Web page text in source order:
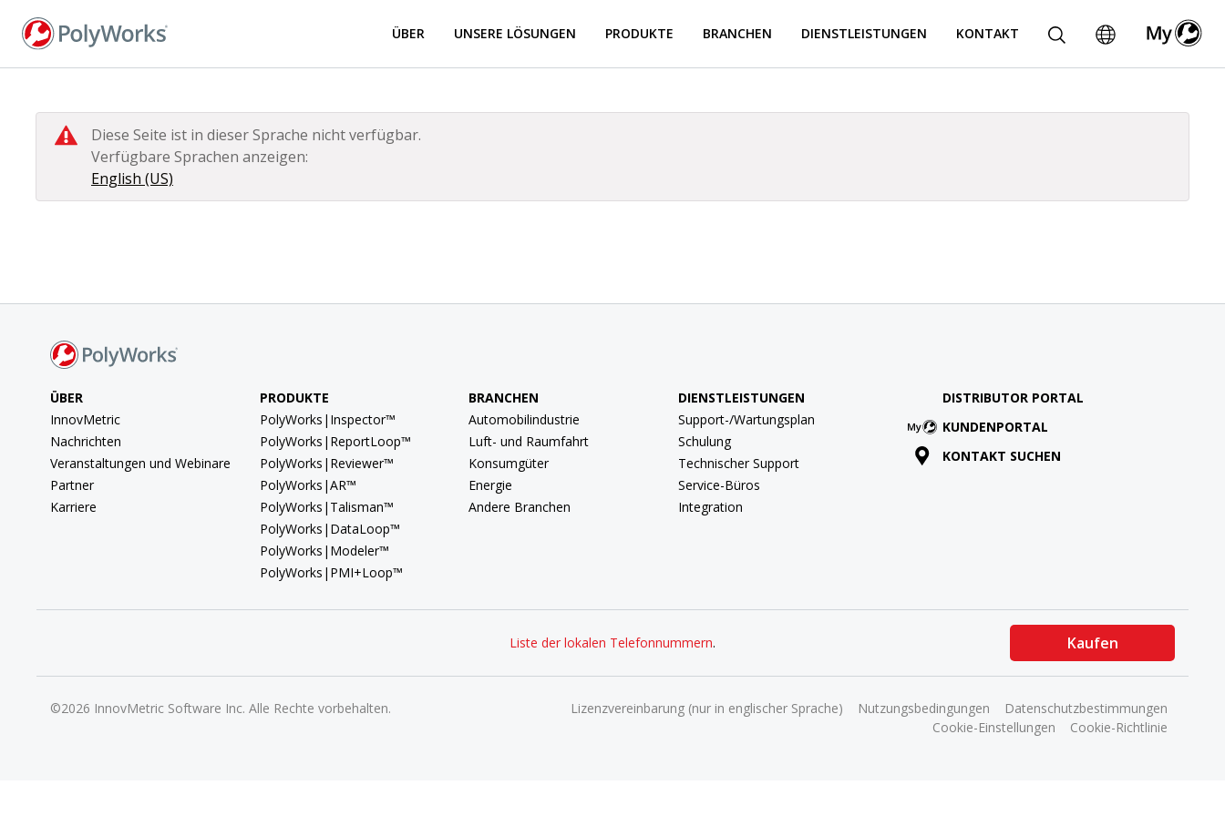
zum
Inhalt
ÜBER UNSERE LÖSUNGEN PRODUKTE BRANCHEN DIENSTLEISTUNGEN KONTAKT
Diese Seite ist in dieser Sprache nicht verfügbar.
Verfügbare Sprachen anzeigen:
English (US)
ÜBER
InnovMetric
Nachrichten
Veranstaltungen und Webinare
Partner
Karriere
PRODUKTE
PolyWorks|Inspector™
PolyWorks|ReportLoop™
PolyWorks|Reviewer™
PolyWorks|AR™
PolyWorks|Talisman™
PolyWorks|DataLoop™
PolyWorks|Modeler™
PolyWorks|PMI+Loop™
BRANCHEN
Automobilindustrie
Luft- und Raumfahrt
Konsumgüter
Energie
Andere Branchen
DIENSTLEISTUNGEN
Support-/Wartungsplan
Schulung
Technischer Support
Service-Büros
Integration
DISTRIBUTOR PORTAL
KUNDENPORTAL
KONTAKT SUCHEN
Liste der lokalen Telefonnummern. Kaufen
©2026 InnovMetric Software Inc. Alle Rechte vorbehalten. Lizenzvereinbarung (nur in englischer Sprache) Nutzungsbedingungen
Datenschutzbestimmungen
Cookie-Einstellungen
Cookie-Richtlinie